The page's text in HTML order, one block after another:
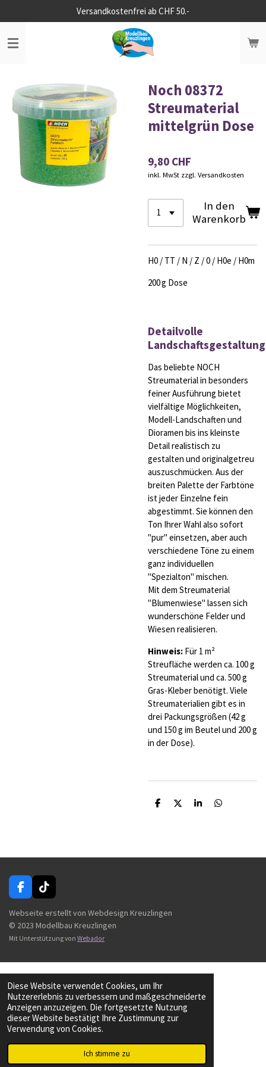
Diese Website verwendet Cookies, um Ihr
Nutzererlebnis zu verbessern und maßgeschneiderte
Anzeigen anzuzeigen. Die fortgesetzte Nutzung
dieser Website bestätigt Ihre Zustimmung zur
Verwendung von Cookies.
Ich stimme zu
Hauptinhalt
springen
Versandkostenfrei ab CHF 50.-
Noch 08372
Streumaterial
mittelgrün Dose
9,80 CHF
inkl. MwSt zzgl. Versandkosten
In den
Warenkorb
H0 / TT / N / Z / 0 / H0e / H0m
200 g Dose
Detailvolle
Das beliebte NOCH
Streumaterial in besonders
feiner Ausführung bietet
vielfältige Möglichkeiten,
Modell-Landschaften und
Dioramen bis ins kleinste
Detail realistisch zu
gestalten und originalgetreu
auszuschmücken. Aus der
breiten Palette der Farbtöne
ist jeder Einzelne fein
abgestimmt. Sie können den
Ton Ihrer Wahl also sofort
"pur" einsetzen, aber auch
verschiedene Töne zu einem
ganz individuellen
"Spezialton" mischen.
Mit dem Streumaterial
"Blumenwiese" lassen sich
wunderschöne Felder und
Wiesen realisieren.
Hinweis: Für 1 m²
Streufläche werden ca. 100 g
Streumaterial und ca. 500 g
Gras-Kleber benötigt. Viele
Streumaterialien gibt es in
drei Packungsgrößen (42 g
und 150 g im Beutel und 200 g
in der Dose).
T
T
T
T
F
a
c
e
b
o
k
T
i
k
T
o
k
Webseite erstellt von Webdesign Kreuzlingen
© 2023 Modellbau Kreuzlingen
Mit Unterstützung von Webador